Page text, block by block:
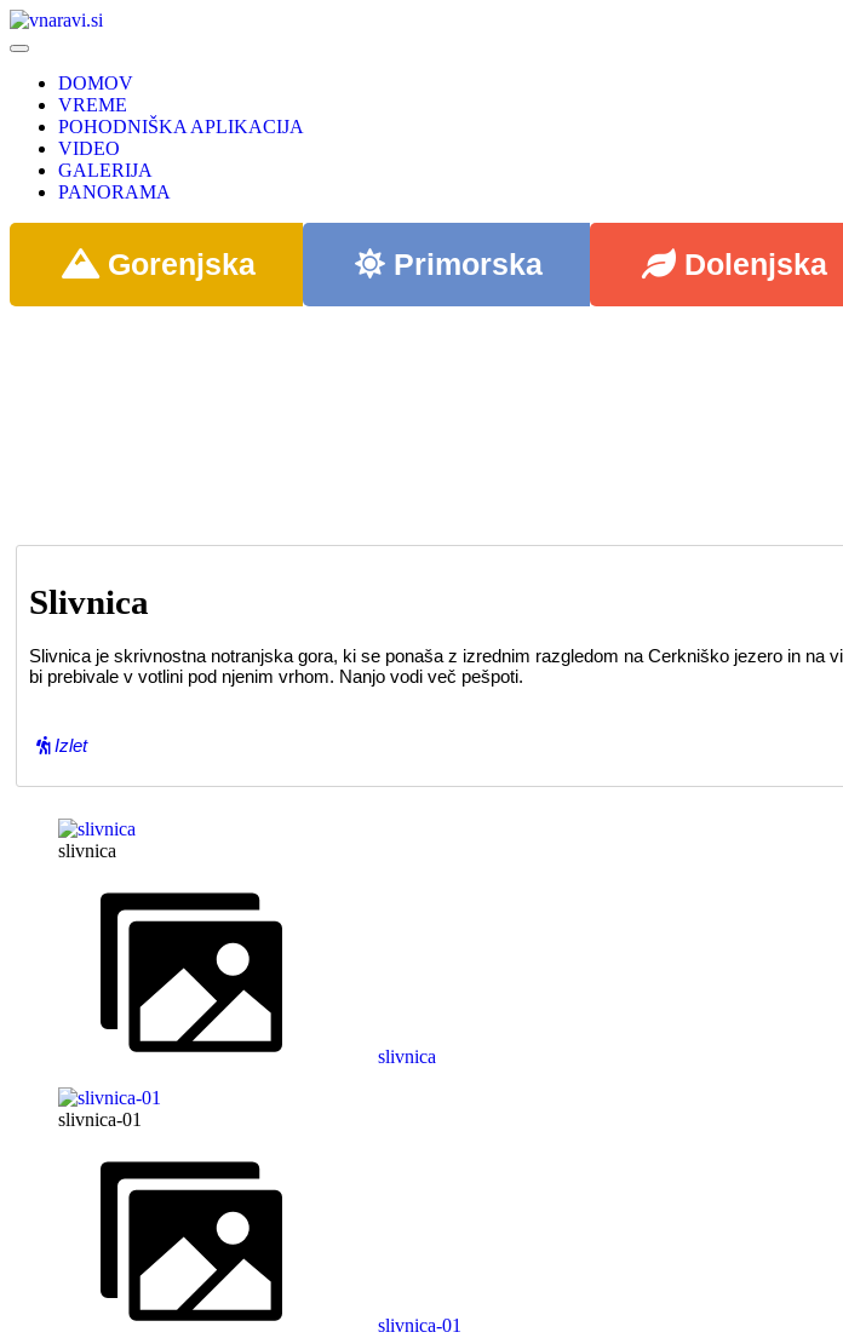
DOMOV
VREME
POHODNIŠKA APLIKACIJA
VIDEO
GALERIJA
PANORAMA
Gorenjska Primorska Dolenjska
Slivnica
Slivnica je skrivnostna notranjska gora, ki se ponaša z izrednim razgledom na Cerkniško jezero in
bi prebivale v votlini pod njenim vrhom. Nanjo vodi več pešpoti.
Izlet
slivnica
slivnica
slivnica-01
slivnica-01